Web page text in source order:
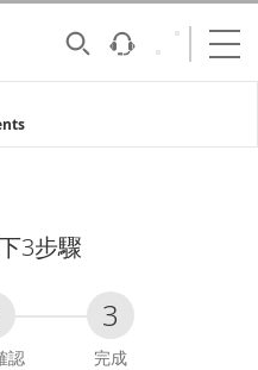
3步驟
認
3
完成